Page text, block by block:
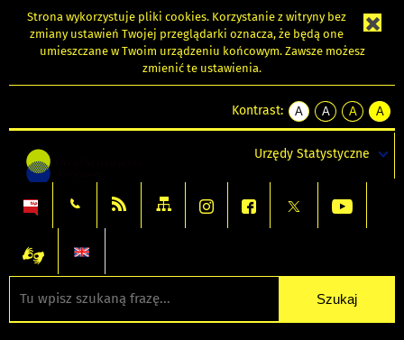
Strona wykorzystuje pliki cookies. Korzystanie z witryny bez
zmiany ustawień Twojej przeglądarki oznacza, że będą one
umieszczane w Twoim urządzeniu końcowym. Zawsze możesz
zmienić te ustawienia.
Kontrast:
A
kontrast
A
kontrast
tekst
czarnym
A
kontrast
tekst
czarnym
A
tekst
żółtym
Urzędy Statystyczne